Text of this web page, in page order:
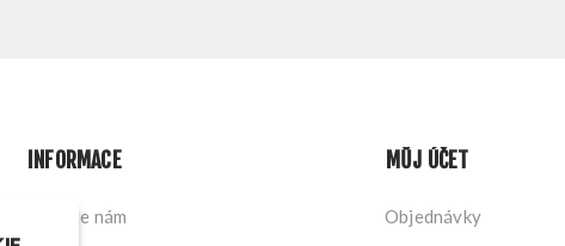
INFORMACE
Napište nám
MŮJ ÚČET
Objednávky